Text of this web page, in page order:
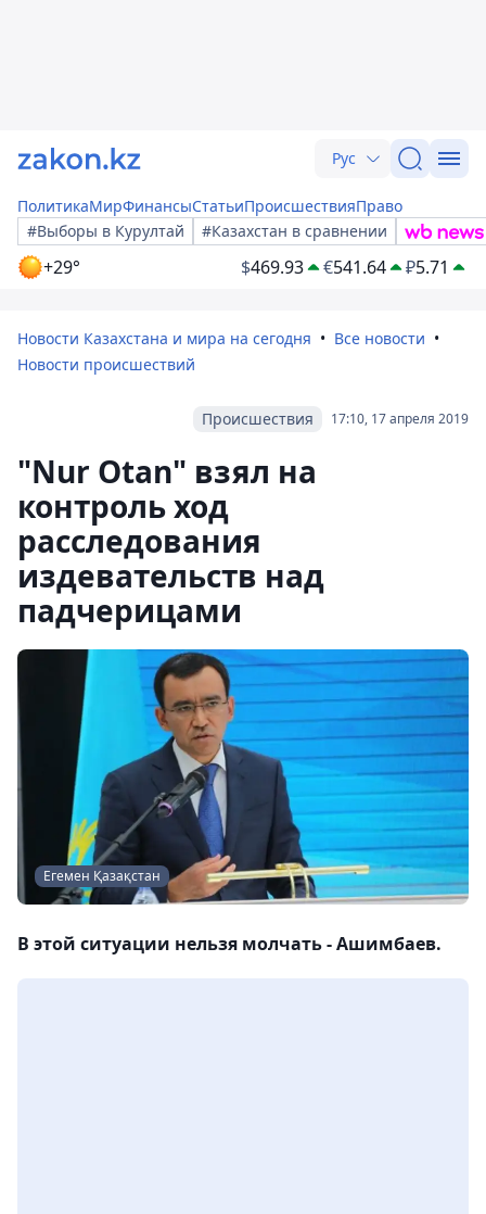
Рус
ПолитикаМирФинансыСтатьиПроисшествияПраво
#Выборы в Курултай
#Казахстан в сравнении
+29° $469.93 €541.64 ₽5.71
Новости Казахстана и мира на сегодня
Все новости
Новости происшествий
17:10, 17 апреля 2019
Происшествия
"Nur Otan" взял на
контроль ход
расследования
издевательств над
падчерицами
Егемен Қазақстан
В этой ситуации нельзя молчать - Ашимбаев.